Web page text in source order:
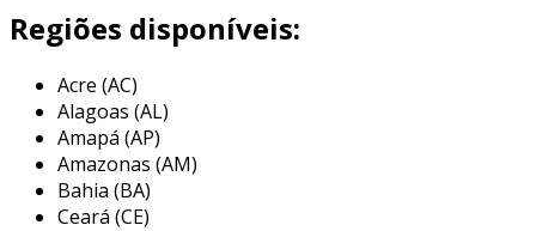
estamos comprometidos em prevenir
problemas antes que eles aconteçam,
proporcionando segurança e conformidade.
o serviço de segurança em máquinas nr12 que
oferecemos é uma solução completa e
personalizada, projetada para garantir a
conformidade legal e a segurança das
Regiões disponíveis:
Acre (AC)
Alagoas (AL)
Amapá (AP)
Amazonas (AM)
Bahia (BA)
Ceará (CE)